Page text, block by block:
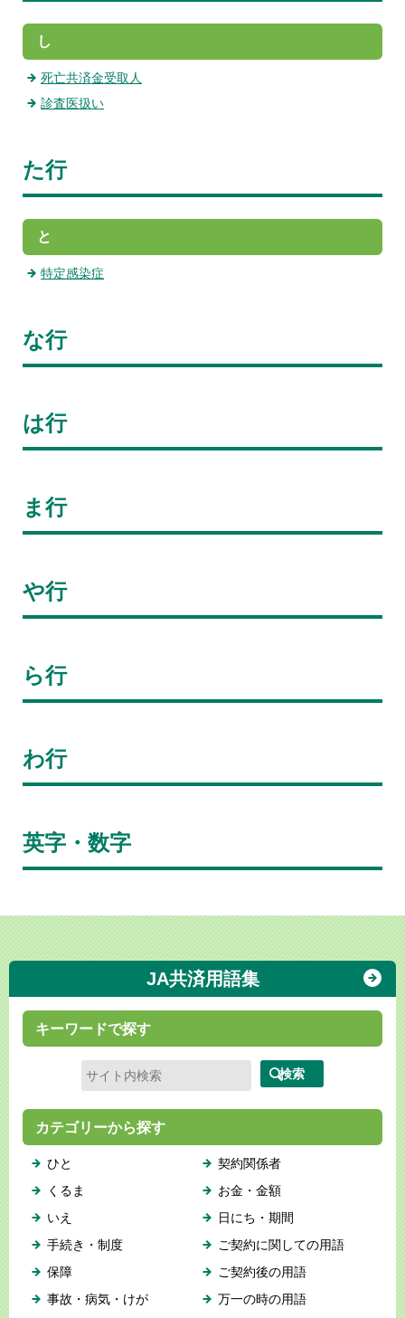
し
死亡共済金受取人
診査医扱い
た行
と
特定感染症
な行
は行
ま行
や行
ら行
わ行
英字・数字
JA共済用語集
キーワードで探す
カテゴリーから探す
ひと
くるま
いえ
手続き・制度
保障
事故・病気・けが
契約関係者
お金・金額
日にち・期間
ご契約に関しての用語
ご契約後の用語
万一の時の用語